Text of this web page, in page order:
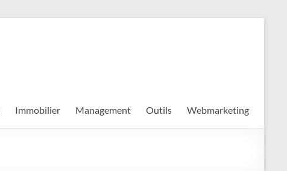
Immobilier Management Outils Webmarketing